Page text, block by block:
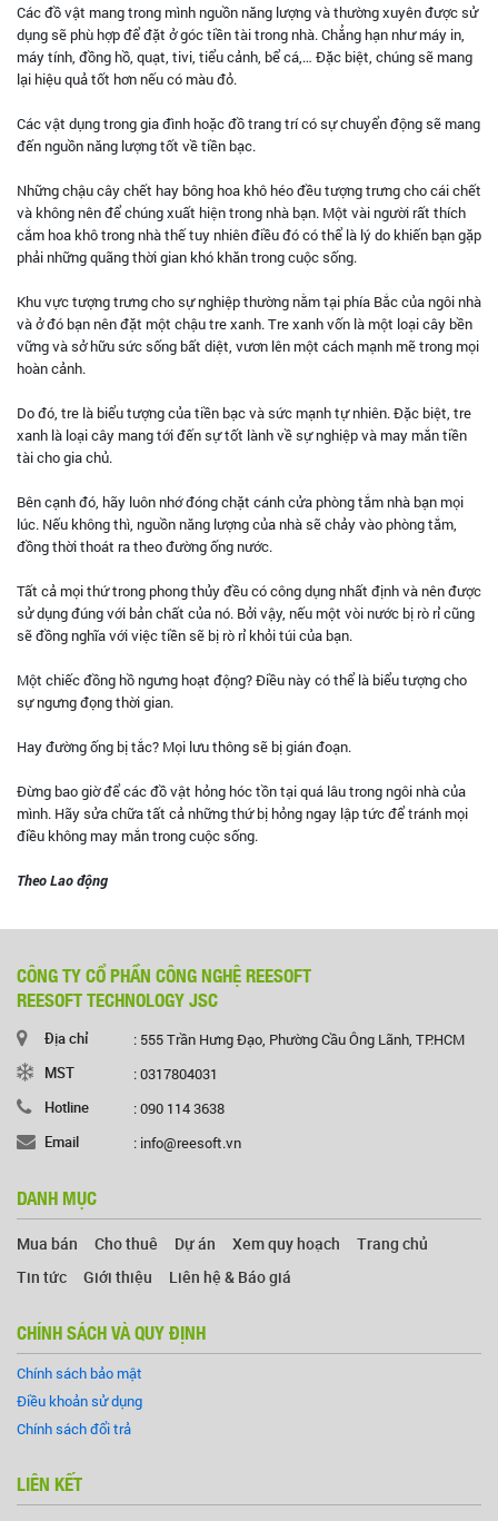
Các đồ vật mang trong mình nguồn năng lượng và thường xuyên được sử
dụng sẽ phù hợp để đặt ở góc tiền tài trong nhà. Chẳng hạn như máy in,
máy tính, đồng hồ, quạt, tivi, tiểu cảnh, bể cá,… Đặc biệt, chúng sẽ mang
lại hiệu quả tốt hơn nếu có màu đỏ.
Các vật dụng trong gia đình hoặc đồ trang trí có sự chuyển động sẽ mang
đến nguồn năng lượng tốt về tiền bạc.
Những chậu cây chết hay bông hoa khô héo đều tượng trưng cho cái chết
và không nên để chúng xuất hiện trong nhà bạn. Một vài người rất thích
cắm hoa khô trong nhà thế tuy nhiên điều đó có thể là lý do khiến bạn gặp
phải những quãng thời gian khó khăn trong cuộc sống.
Khu vực tượng trưng cho sự nghiệp thường nằm tại phía Bắc của ngôi nhà
và ở đó bạn nên đặt một chậu tre xanh. Tre xanh vốn là một loại cây bền
vững và sở hữu sức sống bất diệt, vươn lên một cách mạnh mẽ trong mọi
hoàn cảnh.
Do đó, tre là biểu tượng của tiền bạc và sức mạnh tự nhiên. Đặc biệt, tre
xanh là loại cây mang tới đến sự tốt lành về sự nghiệp và may mắn tiền
tài cho gia chủ.
Bên cạnh đó, hãy luôn nhớ đóng chặt cánh cửa phòng tắm nhà bạn mọi
lúc. Nếu không thì, nguồn năng lượng của nhà sẽ chảy vào phòng tắm,
đồng thời thoát ra theo đường ống nước.
Tất cả mọi thứ trong phong thủy đều có công dụng nhất định và nên được
sử dụng đúng với bản chất của nó. Bởi vậy, nếu một vòi nước bị rò rỉ cũng
sẽ đồng nghĩa với việc tiền sẽ bị rò rỉ khỏi túi của bạn.
Một chiếc đồng hồ ngưng hoạt động? Điều này có thể là biểu tượng cho
sự ngưng đọng thời gian.
Hay đường ống bị tắc? Mọi lưu thông sẽ bị gián đoạn.
Đừng bao giờ để các đồ vật hỏng hóc tồn tại quá lâu trong ngôi nhà của
mình. Hãy sửa chữa tất cả những thứ bị hỏng ngay lập tức để tránh mọi
điều không may mắn trong cuộc sống.
Theo Lao động
CÔNG TY CỔ PHẦN CÔNG NGHỆ REESOFT
REESOFT TECHNOLOGY JSC
Địa chỉ
: 555 Trần Hưng Đạo, Phường Cầu Ông Lãnh, TP.HCM
MST
: 0317804031
Hotline
: 090 114 3638
Email
: info@reesoft.vn
DANH MỤC
Mua bán Cho thuê Dự án Xem quy hoạch
Trang chủ
Tin tức
Giới thiệu Liên hệ & Báo giá
CHÍNH SÁCH VÀ QUY ĐỊNH
Chính sách bảo mật
Điều khoản sử dụng
Chính sách đổi trả
LIÊN KẾT